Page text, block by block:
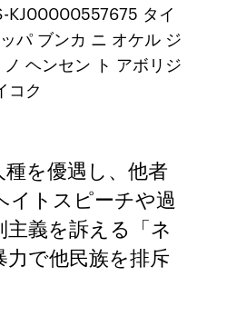
KJ00000557675 タイ
パ ブンカ ニ オケル ジ
ヘンセン ト アボリジ
コク
を優遇し、他者
イトスピーチや過
義を訴える「ネ
で他民族を排斥